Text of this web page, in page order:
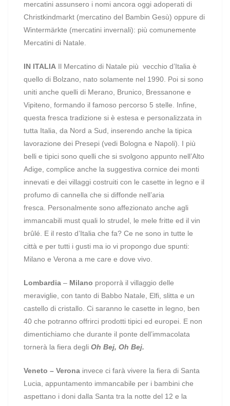
mercatini assunsero i nomi ancora oggi adoperati di
Christkindmarkt (mercatino del Bambin Gesù) oppure di
Wintermärkte (mercatini invernali): più comunemente
Mercatini di Natale.
IN ITALIA Il Mercatino di Natale più vecchio d’Italia è
quello di Bolzano, nato solamente nel 1990. Poi si sono
uniti anche quelli di Merano, Brunico, Bressanone e
Vipiteno, formando il famoso percorso 5 stelle. Infine,
questa fresca tradizione si è estesa e personalizzata in
tutta Italia, da Nord a Sud, inserendo anche la tipica
lavorazione dei Presepi (vedi Bologna e Napoli). I più
belli e tipici sono quelli che si svolgono appunto nell’Alto
Adige, complice anche la suggestiva cornice dei monti
innevati e dei villaggi costruiti con le casette in legno e il
profumo di cannella che si diffonde nell’aria
fresca. Personalmente sono affezionato anche agli
immancabili must quali lo strudel, le mele fritte ed il vin
brûlé. E il resto d’Italia che fa? Ce ne sono in tutte le
città e per tutti i gusti ma io vi propongo due spunti:
Milano e Verona a me care e dove vivo.
Lombardia – Milano proporrà il villaggio delle
meraviglie, con tanto di Babbo Natale, Elfi, slitta e un
castello di cristallo. Ci saranno le casette in legno, ben
40 che potranno offrirci prodotti tipici ed europei. E non
dimentichiamo che durante il ponte dell’immacolata
tornerà la fiera degli Oh Bej, Oh Bej.
Veneto – Verona invece ci farà vivere la fiera di Santa
Lucia, appuntamento immancabile per i bambini che
aspettano i doni dalla Santa tra la notte del 12 e la